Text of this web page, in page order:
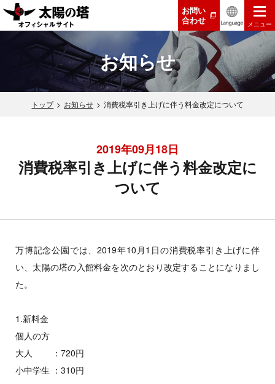
お問い
合わせ
メニュー
お知らせ
トップ お知らせ 消費税率引き上げに伴う料金改定について
2019年09月18日
消費税率引き上げに伴う料金改定に
ついて
万博記念公園では、2019年10月1日の消費税率引き上げに伴
い、太陽の塔の入館料金を次のとおり改定することになりまし
た。
1.新料金
個人の方
大人 ：720円
小中学生 ：310円